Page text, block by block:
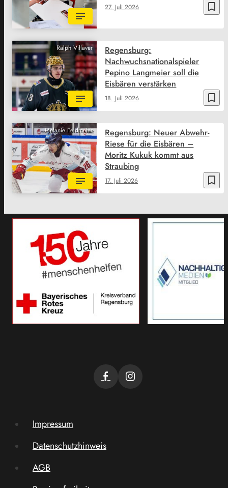
bookmark_border
27. Juli 2026
Ralph Villaver
bookmark_border
18. Juli 2026
Regensburg:
Nachwuchsnationalspieler
Pepino Langmeier soll die
Eisbären verstärken
Melanie Feldmeier
bookmark_border
17. Juli 2026
Regensburg: Neuer Abwehr-
Riese für die Eisbären –
Moritz Kukuk kommt aus
Straubing
Impressum
Datenschutzhinweis
AGB